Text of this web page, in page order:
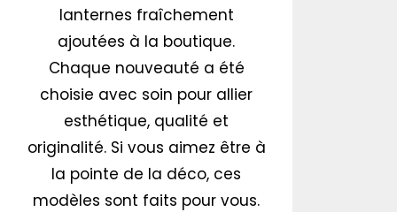
lanternes fraîchement
ajoutées à la boutique.
Chaque nouveauté a été
choisie avec soin pour allier
esthétique, qualité et
originalité. Si vous aimez être à
la pointe de la déco, ces
modèles sont faits pour vous.